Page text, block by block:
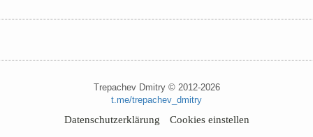
Trepachev Dmitry © 2012-2026
t.me/trepachev_dmitry
Datenschutzerklärung Cookies einstellen